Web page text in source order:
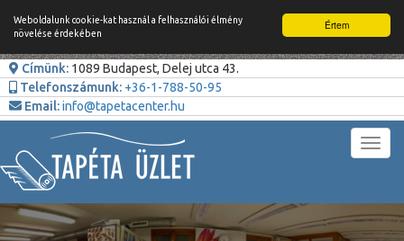
Értem
Weboldalunk cookie-kat használ a felhasználói élmény
növelése érdekében
Címünk: 1089 Budapest, Delej utca 43.
Telefonszámunk: +36-1-788-50-95
Email:info@tapetacenter.hu